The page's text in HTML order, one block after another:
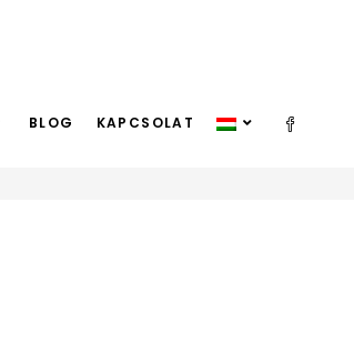
BLOG KAPCSOLAT